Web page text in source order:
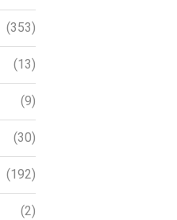
(353)
(13)
(9)
(30)
(192)
(2)